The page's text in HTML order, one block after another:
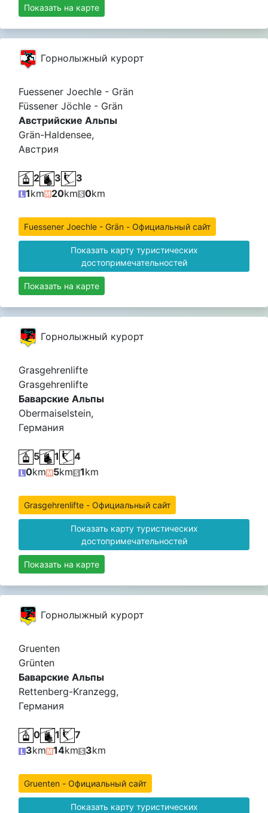
Показать на карте
Горнолыжный курорт
Fuessener Joechle - Grän
Füssener Jöchle - Grän
Австрийские Альпы
Grän-Haldensee,
Австрия
2 3
3
1km 20km 0km
Fuessener Joechle - Grän - Официальный сайт
Показать карту туристических
достопримечательностей
Показать на карте
Горнолыжный курорт
Grasgehrenlifte
Grasgehrenlifte
Баварские Альпы
Obermaiselstein,
Германия
5 1
4
0km 5km 1km
Grasgehrenlifte - Официальный сайт
Показать карту туристических
достопримечательностей
Показать на карте
Горнолыжный курорт
Gruenten
Grünten
Баварские Альпы
Rettenberg-Kranzegg,
Германия
0 1
7
3km 14km 3km
Gruenten - Официальный сайт
Показать карту туристических